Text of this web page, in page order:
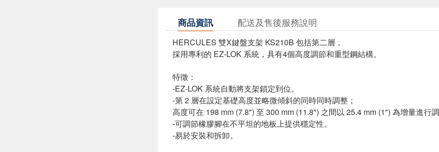
商品資訊 配送及售後服務說明
HERCULES 雙X鍵盤支架 KS210B 包括第二層，
採用專利的 EZ-LOK 系統，具有4個高度調節和重型鋼結構。
特徵：
-EZ-LOK 系統自動將支架鎖定到位。
-第 2 層在設定基礎高度並略微傾斜的同時同時調整；
高度可在 198 mm (7.8") 至 300 mm (11.8") 之間以 25.4 mm (1") 為增量進行
-可調節橡膠腳在不平坦的地板上提供穩定性。
-易於安裝和拆卸。